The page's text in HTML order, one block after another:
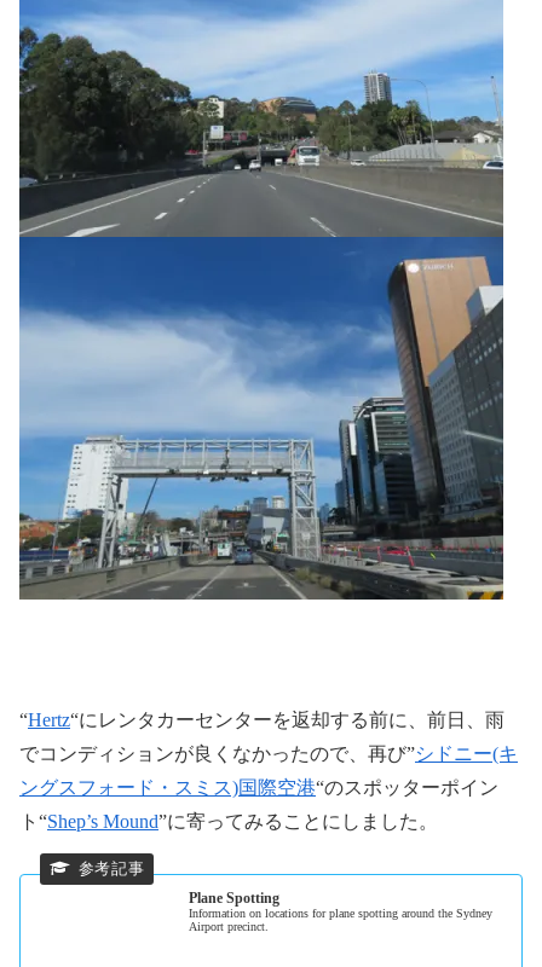
“Hertz“にレンタカーセンターを返却する前に、前日、雨
でコンディションが良くなかったので、再び”シドニー(キ
ングスフォード・スミス)国際空港“のスポッターポイン
ト“Shep’s Mound”に寄ってみることにしました。
Plane Spotting
Information on locations for plane spotting around the Sydney
Airport precinct.